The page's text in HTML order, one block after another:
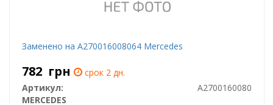
Заменено на A270016008064 Mercedes
782 грн
срок 2 дн.
Артикул:
A2700160080
MERCEDES